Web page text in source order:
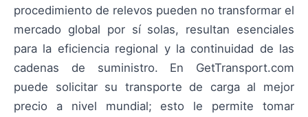
procedimiento de relevos pueden no transformar el
mercado global por sí solas, resultan esenciales
para la eficiencia regional y la continuidad de las
cadenas de suministro. En GetTransport.com
puede solicitar su transporte de carga al mejor
precio a nivel mundial; esto le permite tomar